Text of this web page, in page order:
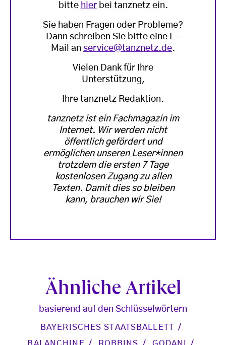
bitte hierbei tanznetz ein.
Sie haben Fragen oder Probleme?
Dann schreiben Sie bitte eine E-
Mail an service@tanznetz.de.
Vielen Dank für Ihre
Unterstützung,
Ihre tanznetz Redaktion.
tanznetz ist ein Fachmagazin im
Internet. Wir werden nicht
öffentlich gefördert und
ermöglichen unseren Leser*innen
trotzdem die ersten 7 Tage
kostenlosen Zugang zu allen
Texten. Damit dies so bleiben
kann, brauchen wir Sie!
Ähnliche Artikel
basierend auf den Schlüsselwörtern
BAYERISCHES STAATSBALLETT
BALANCHINE
ROBBINS GODANI